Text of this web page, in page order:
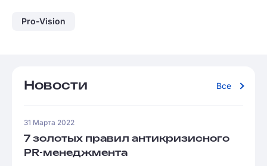
Pro-Vision
Новости Все
31 Марта 2022
7 золотых правил антикризисного
PR-менеджмента